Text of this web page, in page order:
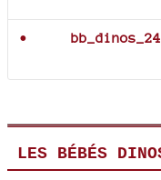
LES BÉBÉS